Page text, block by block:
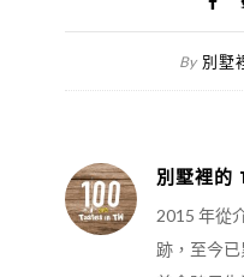
By 別墅
別墅裡的
2015 年從
跡，至今